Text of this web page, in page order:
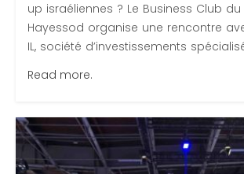
up israéliennes ? Le Business Club du
Hayessod organise une rencontre
IL, société d’investissements
Read more.